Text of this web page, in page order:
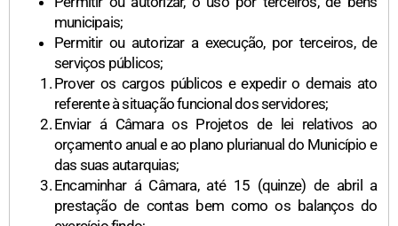
municipais;
Permitir ou autorizar a execução, por terceiros, de
serviços públicos;
Prover os cargos públicos e expedir o demais ato
referente à situação funcional dos servidores;
Enviar á Câmara os Projetos de lei relativos ao
orçamento anual e ao plano plurianual do Município e
das suas autarquias;
Encaminhar á Câmara, até 15 (quinze) de abril a
prestação de contas bem como os balanços do